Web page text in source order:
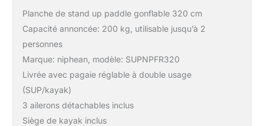
Planche de stand up paddle gonflable 320 cm
Capacité annoncée: 200 kg, utilisable jusqu’à 2
personnes
Marque: niphean, modèle: SUPNPFR320
Livrée avec pagaie réglable à double usage
(SUP/kayak)
3 ailerons détachables inclus
Siège de kayak inclus